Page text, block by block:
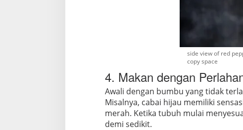
side view of red
copy space
4. Makan dengan
Awali dengan bumbu yang tidak
Misalnya, cabai hijau memiliki
merah. Ketika tubuh mulai
demi sedikit.